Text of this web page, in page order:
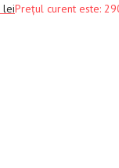
leiPrețul curent este: